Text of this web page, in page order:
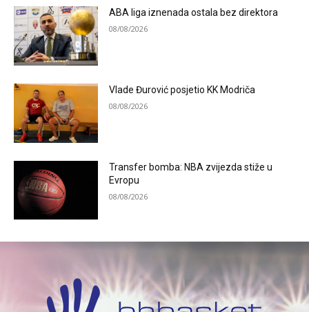
ABA liga iznenada ostala bez direktora
08/08/2026
Vlade Đurović posjetio KK Modriča
08/08/2026
Transfer bomba: NBA zvijezda stiže u
Evropu
08/08/2026